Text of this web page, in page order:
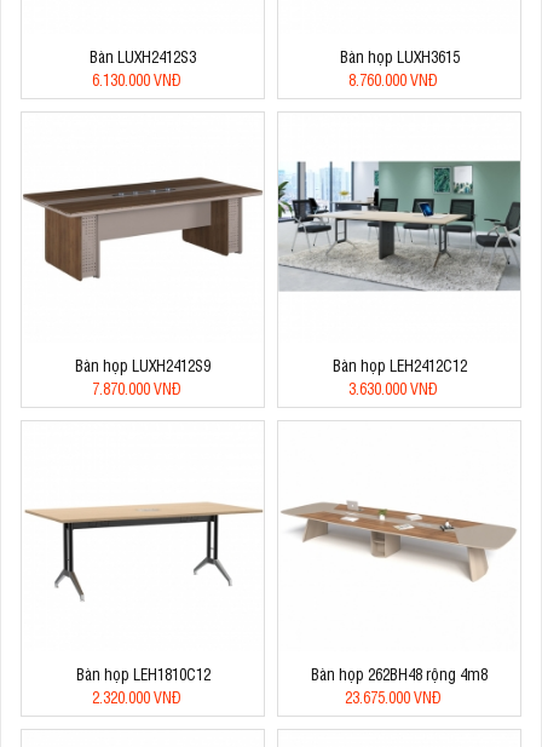
Bàn LUXH2412S3
6.130.000 VNĐ
Bàn họp LUXH3615
8.760.000 VNĐ
Bàn họp LUXH2412S9
7.870.000 VNĐ
Bàn họp LEH2412C12
3.630.000 VNĐ
Bàn họp LEH1810C12
2.320.000 VNĐ
Bàn họp 262BH48 rộng 4m8
23.675.000 VNĐ